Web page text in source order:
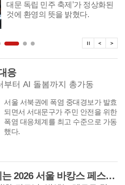
대문 독립 민주 축제’가 정상화된
것에 환영의 뜻을 밝혔다.
탑
탑뉴스
응
부터 AI 돌봄까지 총가동
서울 서북권에 폭염 중대경보가 발효
되면서 서대문구가 주민 안전을 위한
폭염 대응체계를 최고 수준으로 가동
했다.
신촌 연세로에서 즐기는 2026 서울 바캉스 페스티벌